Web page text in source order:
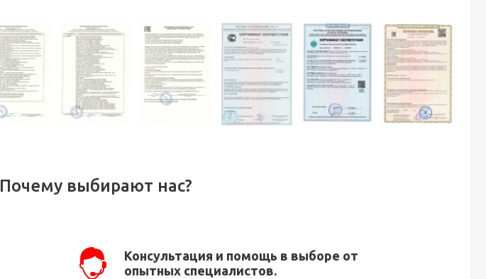
Почему выбирают нас?
Консультация и помощь в выборе от
опытных специалистов.